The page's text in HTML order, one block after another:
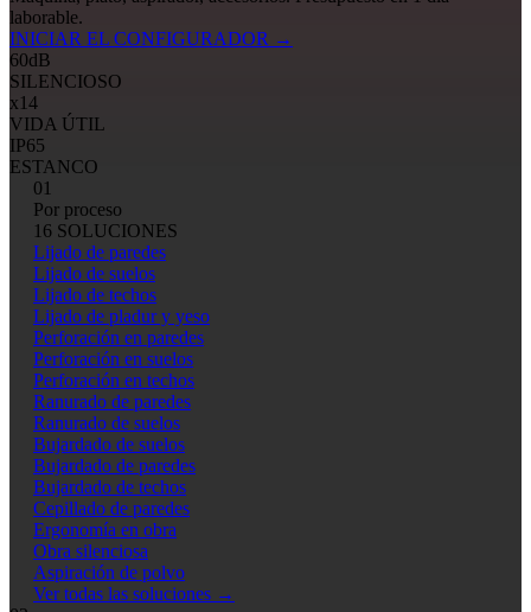
laborable.
INICIAR EL CONFIGURADOR →
60dB
SILENCIOSO
x14
VIDA ÚTIL
IP65
ESTANCO
01
Por proceso
16 SOLUCIONES
Lijado de paredes
Lijado de suelos
Lijado de techos
Lijado de pladur y yeso
Perforación en paredes
Perforación en suelos
Perforación en techos
Ranurado de paredes
Ranurado de suelos
Bujardado de suelos
Bujardado de paredes
Bujardado de techos
Cepillado de paredes
Ergonomía en obra
Obra silenciosa
Aspiración de polvo
Ver todas las soluciones →